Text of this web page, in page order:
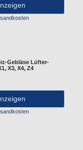
Gebläse Lüfter-
X3, X4, Z4